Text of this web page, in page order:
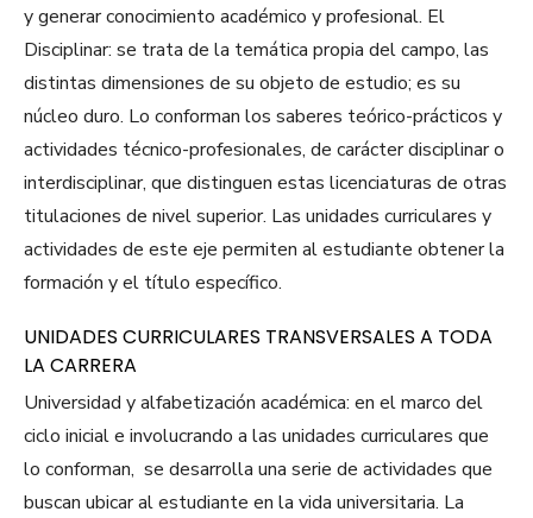
y generar conocimiento académico y profesional. El
Disciplinar: se trata de la temática propia del campo, las
distintas dimensiones de su objeto de estudio; es su
núcleo duro. Lo conforman los saberes teórico-prácticos y
actividades técnico-profesionales, de carácter disciplinar o
interdisciplinar, que distinguen estas licenciaturas de otras
titulaciones de nivel superior. Las unidades curriculares y
actividades de este eje permiten al estudiante obtener la
formación y el título específico.
UNIDADES CURRICULARES TRANSVERSALES A TODA
LA CARRERA
Universidad y alfabetización académica: en el marco del
ciclo inicial e involucrando a las unidades curriculares que
lo conforman, se desarrolla una serie de actividades que
buscan ubicar al estudiante en la vida universitaria. La